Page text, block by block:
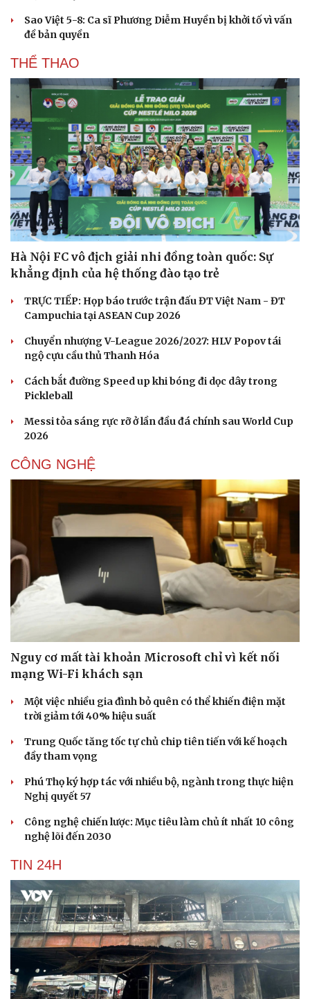
Du lịch
Tư vấn
check-in
Podcast
Câu chuyện thời sự
Cửa sổ tình yêu
Sao Việt 5-8: Ca sĩ Phương Diễm Huyền bị khởi tố vì vấn
đề bản quyền
THỂ THAO
Hà Nội FC vô địch giải nhi đồng toàn quốc: Sự
khẳng định của hệ thống đào tạo trẻ
TRỰC TIẾP: Họp báo trước trận đấu ĐT Việt Nam - ĐT
Campuchia tại ASEAN Cup 2026
Chuyển nhượng V-League 2026/2027: HLV Popov tái
ngộ cựu cầu thủ Thanh Hóa
Cách bắt đường Speed up khi bóng đi dọc dây trong
Pickleball
Messi tỏa sáng rực rỡ ở lần đầu đá chính sau World Cup
2026
CÔNG NGHỆ
Nguy cơ mất tài khoản Microsoft chỉ vì kết nối
mạng Wi-Fi khách sạn
Một việc nhiều gia đình bỏ quên có thể khiến điện mặt
trời giảm tới 40% hiệu suất
Trung Quốc tăng tốc tự chủ chip tiên tiến với kế hoạch
đầy tham vọng
Phú Thọ ký hợp tác với nhiều bộ, ngành trong thực hiện
Nghị quyết 57
Công nghệ chiến lược: Mục tiêu làm chủ ít nhất 10 công
nghệ lõi đến 2030
TIN 24H